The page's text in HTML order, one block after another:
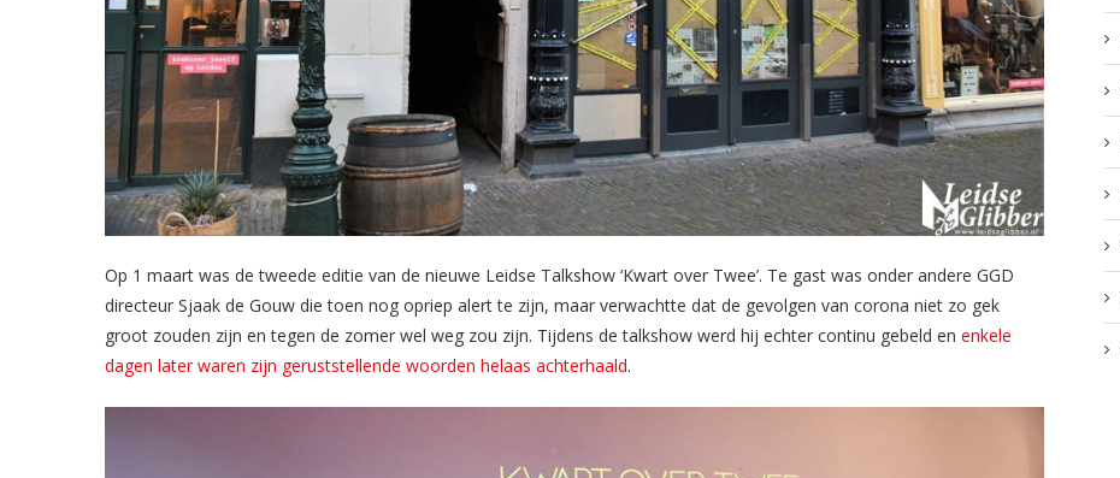
Op 1 maart was de tweede editie van de nieuwe Leidse Talkshow ‘Kwart over Twee’. Te gast was onder andere GGD
directeur Sjaak de Gouw die toen nog opriep alert te zijn, maar verwachtte dat de gevolgen van corona niet zo gek
groot zouden zijn en tegen de zomer wel weg zou zijn. Tijdens de talkshow werd hij echter continu gebeld en enkele
dagen later waren zijn geruststellende woorden helaas achterhaald.